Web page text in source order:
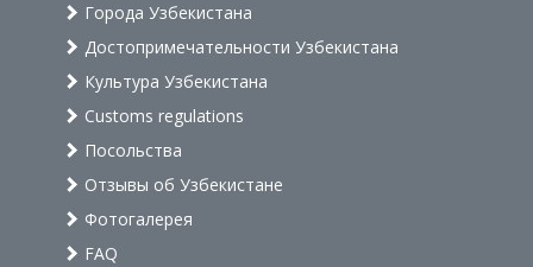
Города Узбекистана
Достопримечательности Узбекистана
Культура Узбекистана
Customs regulations
Посольства
Отзывы об Узбекистане
Фотогалерея
FAQ